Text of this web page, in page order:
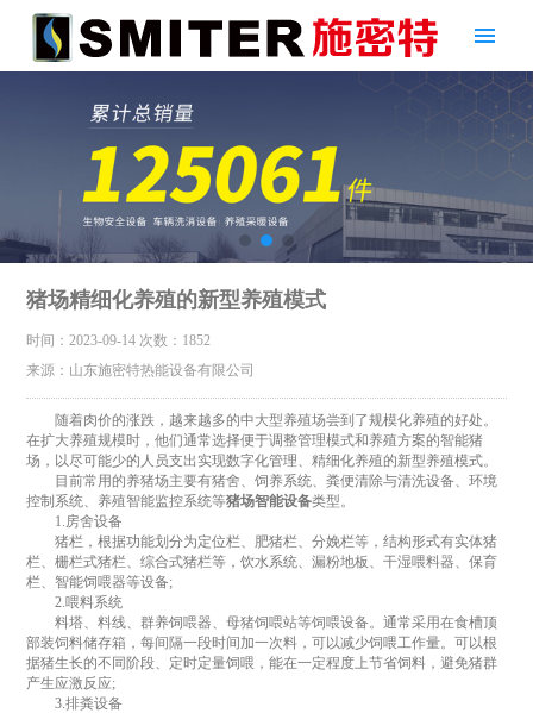
猪场精细化养殖的新型养殖模式
时间：2023-09-14 次数：1852
来源：山东施密特热能设备有限公司
随着肉价的涨跌，越来越多的中大型养殖场尝到了规模化养殖的好处。
在扩大养殖规模时，他们通常选择便于调整管理模式和养殖方案的智能猪
场，以尽可能少的人员支出实现数字化管理、精细化养殖的新型养殖模式。
目前常用的养猪场主要有猪舍、饲养系统、粪便清除与清洗设备、环境
控制系统、养殖智能监控系统等猪场智能设备类型。
1.房舍设备
猪栏，根据功能划分为定位栏、肥猪栏、分娩栏等，结构形式有实体猪
栏、栅栏式猪栏、综合式猪栏等，饮水系统、漏粉地板、干湿喂料器、保育
栏、智能饲喂器等设备;
2.喂料系统
料塔、料线、群养饲喂器、母猪饲喂站等饲喂设备。通常采用在食槽顶
部装饲料储存箱，每间隔一段时间加一次料，可以减少饲喂工作量。可以根
据猪生长的不同阶段、定时定量饲喂，能在一定程度上节省饲料，避免猪群
产生应激反应;
3.排粪设备